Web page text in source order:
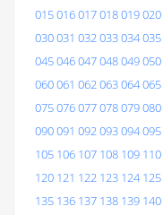
015016017018019020
030031 032033034035
045046047048049050
060061 062063064065
075076077078079080
090091 092093094095
105 106 107 108 109 110
120 121 122 123 124 125
135 136 137 138 139 140